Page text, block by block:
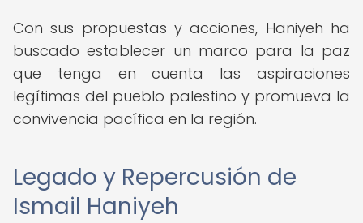
Con sus propuestas y acciones, Haniyeh ha
buscado establecer un marco para la paz
que tenga en cuenta las aspiraciones
legítimas del pueblo palestino y promueva la
convivencia pacífica en la región.
Legado y Repercusión de
Ismail Haniyeh